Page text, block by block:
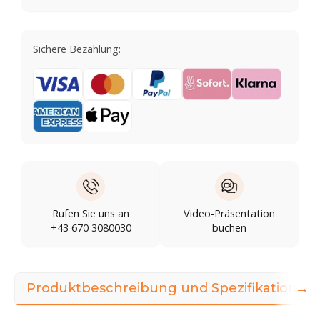
Sichere Bezahlung:
Rufen Sie uns an
+43 670 3080030
Video-Präsentation
buchen
Produktbeschreibung und Spezifikationen
→